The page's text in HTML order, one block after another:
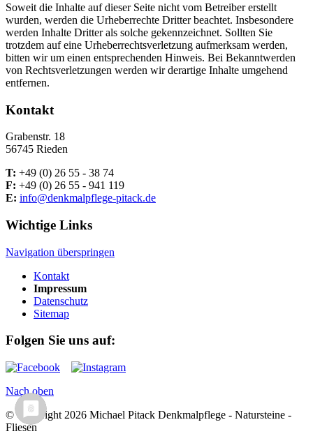
Soweit die Inhalte auf dieser Seite nicht vom Betreiber erstellt
wurden, werden die Urheberrechte Dritter beachtet. Insbesondere
werden Inhalte Dritter als solche gekennzeichnet. Sollten Sie
trotzdem auf eine Urheberrechtsverletzung aufmerksam werden,
bitten wir um einen entsprechenden Hinweis. Bei Bekanntwerden
von Rechtsverletzungen werden wir derartige Inhalte umgehend
entfernen.
Kontakt
Grabenstr. 18
56745 Rieden
T: +49 (0) 26 55 - 38 74
F: +49 (0) 26 55 - 941 119
E: info@denkmalpflege-pitack.de
Wichtige Links
Navigation überspringen
Kontakt
Impressum
Datenschutz
Sitemap
Folgen Sie uns auf:
Nach oben
© Copyright 2026 Michael Pitack Denkmalpflege - Natursteine -
Fliesen